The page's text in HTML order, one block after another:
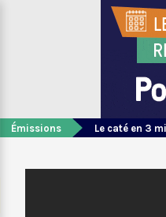
Émissions Le caté en 3